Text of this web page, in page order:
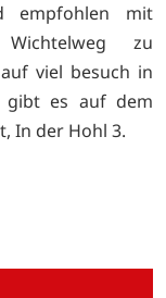
empfohlen mit
zu
viel besuch in
gibt es auf dem
In der Hohl 3.